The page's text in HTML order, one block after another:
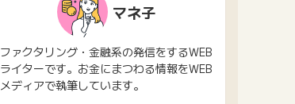
マネ子
ファクタリング・金融系の発信をするWEB
ライターです。お金にまつわる情報をWEB
メディアで執筆しています。